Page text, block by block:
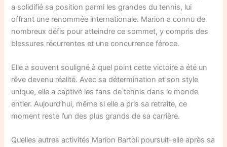
a solidifié sa position parmi les grandes du tennis, lui
offrant une renommée internationale. Marion a connu de
nombreux défis pour atteindre ce sommet, y compris des
blessures récurrentes et une concurrence féroce.
Elle a souvent souligné à quel point cette victoire a été un
rêve devenu réalité. Avec sa détermination et son style
unique, elle a captivé les fans de tennis dans le monde
entier. Aujourd’hui, même si elle a pris sa retraite, ce
moment reste l’un des plus grands de sa carrière.
Quelles autres activités Marion Bartoli poursuit-elle après sa